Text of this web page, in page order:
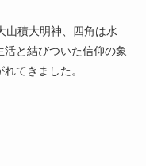
山積大明神、四角は水
と結びついた信仰の象
てきました。